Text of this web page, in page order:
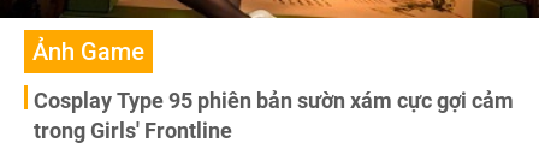
Ảnh Game
Cosplay Type 95 phiên bản sườn xám cực gợi cảm
trong Girls' Frontline